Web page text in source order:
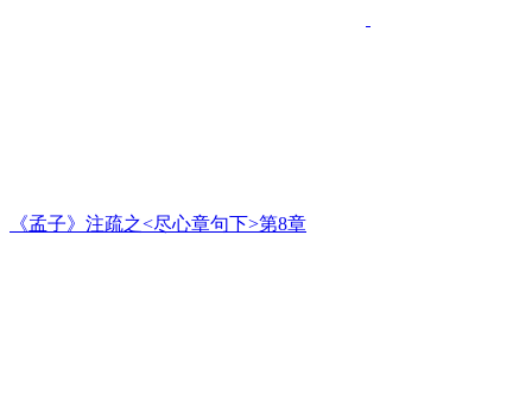
《孟子》注疏之<尽心章句下>第8章